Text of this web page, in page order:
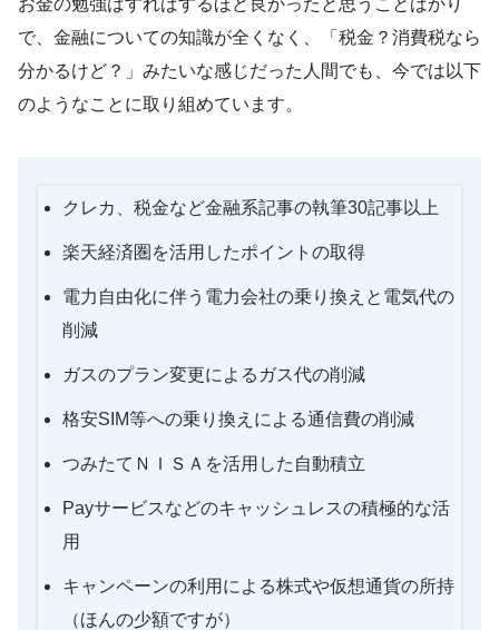
で、金融についての知識が全くなく、「税金？消費税なら
分かるけど？」みたいな感じだった人間でも、今では以下
のようなことに取り組めています。
クレカ、税金など金融系記事の執筆30記事以上
楽天経済圏を活用したポイントの取得
電力自由化に伴う電力会社の乗り換えと電気代の
削減
ガスのプラン変更によるガス代の削減
格安SIM等への乗り換えによる通信費の削減
つみたてＮＩＳＡを活用した自動積立
Payサービスなどのキャッシュレスの積極的な活
用
キャンペーンの利用による株式や仮想通貨の所持
（ほんの少額ですが）